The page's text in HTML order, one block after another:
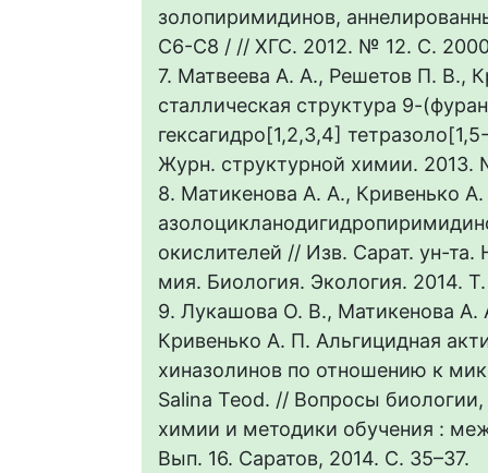
золопиримидинов,
С6-С8 / // ХГС. 2012. № 12. С.
7. Матвеева А. А., Решетов П. В.,
сталлическая структура 9-
гексагидро[1,2,3,4]
Журн. структурной химии.
8. Матикенова А. А., Кривенько
окислителей // Изв. Сарат. ун-
мия. Биология. Экология. 2014.
9. Лукашова О. В., Матикенова А.
Кривенько А. П. Альгицидная
хиназолинов по отношению к
Salina Teod. // Вопросы биологии,
химии и методики обучения :
Вып. 16. Саратов, 2014. С. 35–37.